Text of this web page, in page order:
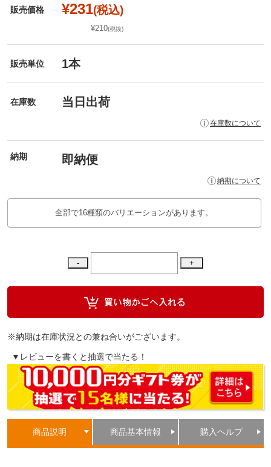
販売価格 ¥231(税込)
¥210(税抜)
販売単位 1本
在庫数 当日出荷
在庫数について
納期 即納便
納期について
全部で16種類のバリエーションがあります。
※納期は在庫状況との兼ね合いがございます。
▼レビューを書くと抽選で当たる！
商品説明 商品基本情報 購入ヘルプ